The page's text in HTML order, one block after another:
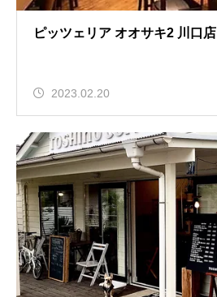
ピッツェリア オオサキ2 川口店
2023.02.20